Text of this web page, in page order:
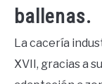
ballenas.
La cacería
XVII, gracias a